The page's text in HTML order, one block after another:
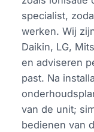
specialist,
werken. Wij
Daikin, LG,
en adviseren
past. Na
van de unit;
bedienen van